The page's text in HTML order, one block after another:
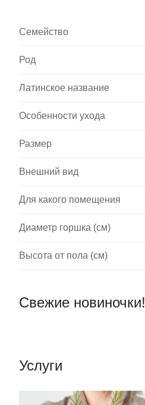
Семейство
Род
Латинское название
Особенности ухода
Размер
Внешний вид
Для какого помещения
Диаметр горшка (см)
Высота от пола (см)
Свежие новиночки!
Услуги